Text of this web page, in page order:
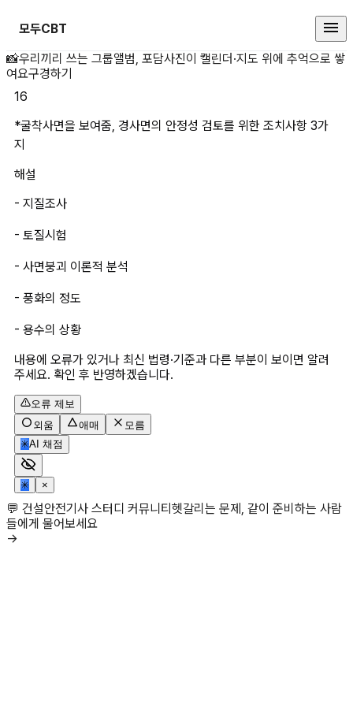
모두CBT
*굴착사면을 보여줌, 경사면의 안
📸우리끼리 쓰는 그룹앨범, 포담사진이 캘린더·지도 위에 추억으로 쌓
여요구경하기
16
*굴착사면을 보여줌, 경사면의 안정성 검토를 위한 조치사항 3가
지
해설
- 지질조사
- 토질시험
- 사면붕괴 이론적 분석
- 풍화의 정도
- 용수의 상황
내용에 오류가 있거나 최신 법령·기준과 다른 부분이 보이면 알려
주세요. 확인 후 반영하겠습니다.
오류 제보
외움
애매
모름
✳AI 채점
✳ ×
💬 건설안전기사 스터디 커뮤니티헷갈리는 문제, 같이 준비하는 사람
들에게 물어보세요
→